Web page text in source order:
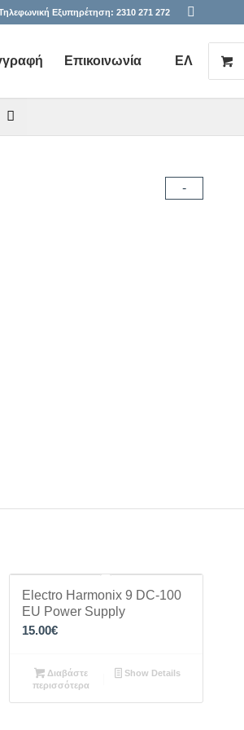
Εξυπηρέτηση: 2310 271 272
Επικοινωνία ΕΛ
-
Electro Harmonix 9 DC-100
EU Power Supply
15.00€
Διαβάστε
περισσότερα
Show Details